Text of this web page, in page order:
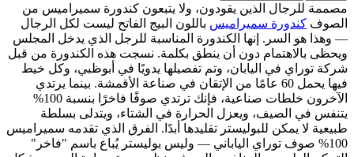
مصممة للرجال الذين يقودون، ولا يتبعون كندورة سميراميس من
الصوف كندورة سميراميس باللون البيج الفاتح ليست لكل الرجال
— وهذا هو السر. إنها الكندورة المناسبة للرجل الذي يدخل المجلس
ويحظى بالاهتمام دون أن ينطق بكلمة. نسجت هذه الكندورة من قبل
شركة توراي في اليابان، وتم تفصيلها يدويًا في أبوظبي، وكل خيط
فيها يحمل 60 عامًا من الإتقان في صناعة الأقمشة. بينما يرتدي
الآخرون خلطات صناعية، فإنك ترتدي صوفًا فاخرًا بنسبة 100%
يتنفس في الصيف، ويعزل الحرارة في الشتاء، ويتدلى بسلطة
طبيعية لا يمكن للبوليستر تقليدها أبدًا. الفرق الذي تقدمه سميراميس
100% صوف توراي الياباني — وليس بوليستر يُباع باسم "فاخر"